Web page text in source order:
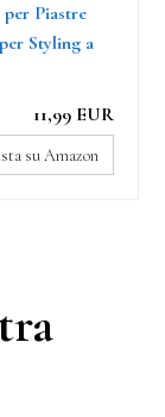
Piastre
Styling a
11,99 EUR
su Amazon